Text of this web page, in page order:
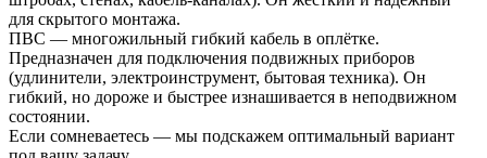
для скрытого монтажа.
ПВС — многожильный гибкий кабель в оплётке.
Предназначен для подключения подвижных приборов
(удлинители, электроинструмент, бытовая техника). Он
гибкий, но дороже и быстрее изнашивается в неподвижном
состоянии.
Если сомневаетесь — мы подскажем оптимальный вариант